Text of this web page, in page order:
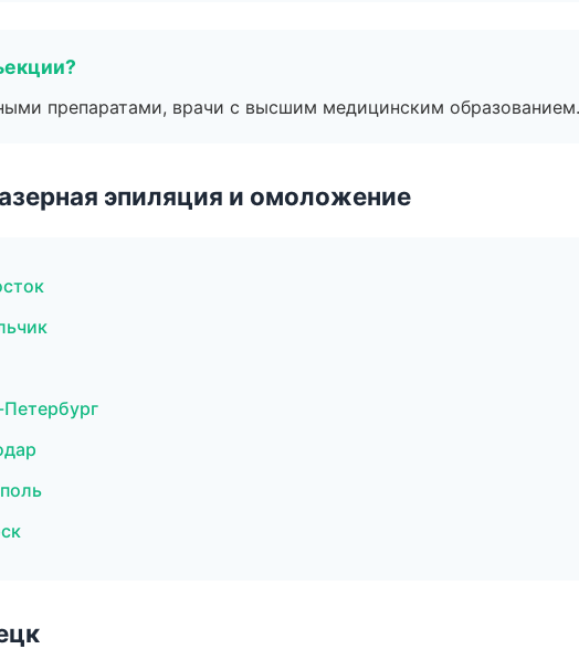
препаратами, врачи с высшим медицинским образованием.
эпиляция и омоложение